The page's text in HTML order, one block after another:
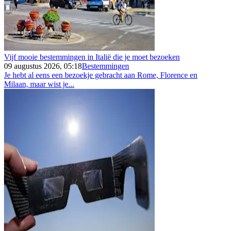
Vijf mooie bestemmingen in Italië die je moet bezoeken
09 augustus 2026, 05:18Bestemmingen
Je hebt al eens een bezoekje gebracht aan Rome, Florence en
Milaan, maar wist je...